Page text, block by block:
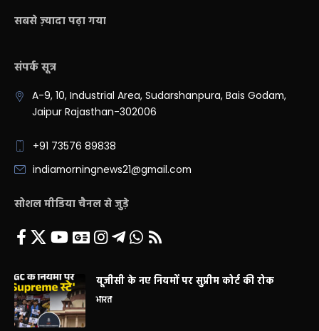
सबसे ज़्यादा पढ़ा गया
संपर्क सूत्र
A-9, 10, Industrial Area, Sudarshanpura, Bais Godam,
Jaipur Rajasthan-302006
+91 73576 89838
indiamorningnews21@gmail.com
सोशल मीडिया चैनल से जुड़े
यूजीसी के नए नियमों पर सुप्रीम कोर्ट की रोक
भारत